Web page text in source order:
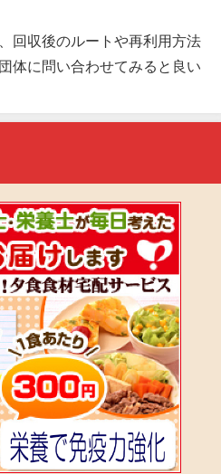
回収後のルートや再利用方法
体に問い合わせてみると良い